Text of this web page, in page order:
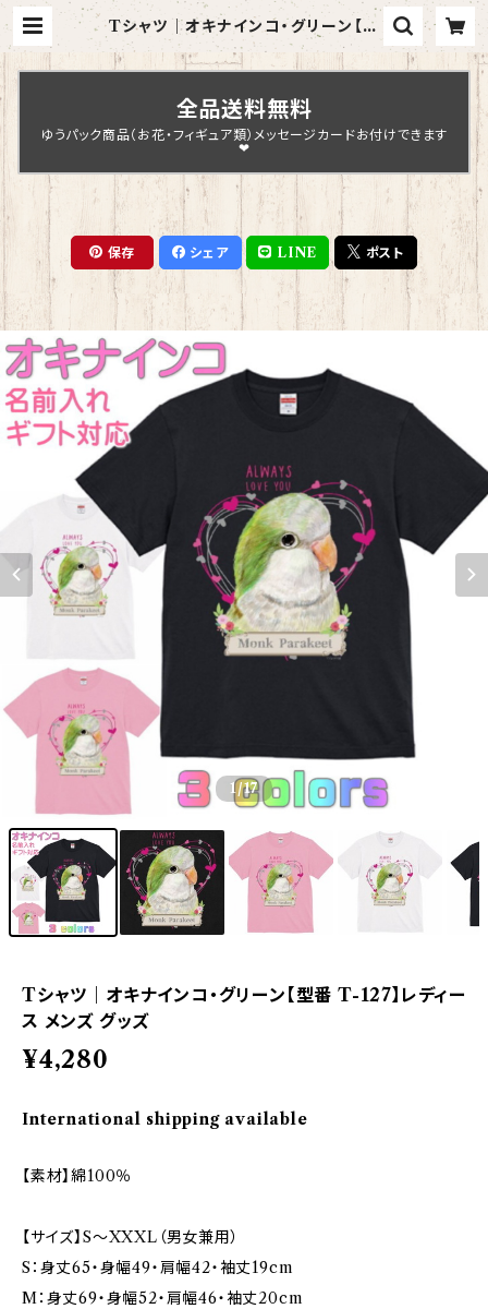
Tシャツ｜オキナインコ・グリーン【型
番 T-127】レディース メンズ グッズ |
Chopin Design
全品送料無料
ゆうパック商品（お花・フィギュア類）メッセージカードお付けできます
❤
保存 シェア LINE ポスト
1/17
Tシャツ｜オキナインコ・グリーン【型番 T-127】レディー
ス メンズ グッズ
¥4,280
International shipping available
【素材】綿100％
【サイズ】S～XXXL（男女兼用）
S：身丈65・身幅49・肩幅42・袖丈19cm
M：身丈69・身幅52・肩幅46・袖丈20cm